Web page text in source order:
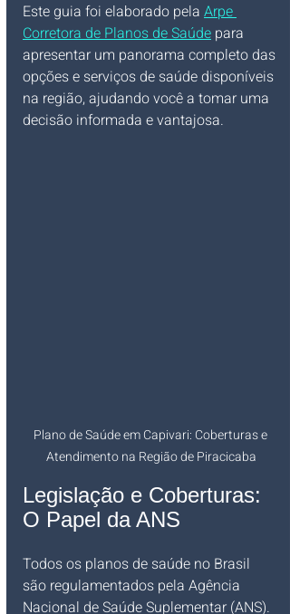
Este guia foi elaborado pela Arpe
Corretora de Planos de Saúde para
apresentar um panorama completo das
opções e serviços de saúde disponíveis
na região, ajudando você a tomar uma
decisão informada e vantajosa.
Plano de Saúde em Capivari: Coberturas e
Atendimento na Região de Piracicaba
Legislação e Coberturas:
O Papel da ANS
Todos os planos de saúde no Brasil
são regulamentados pela Agência
Nacional de Saúde Suplementar (ANS).